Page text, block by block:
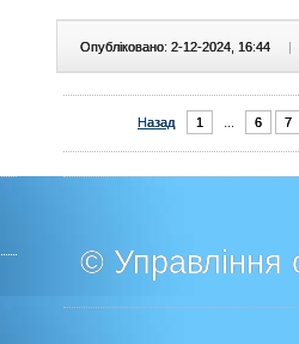
Опубліковано: 2-12-2024, 16:44 |
Назад 1 6 7
© Управління